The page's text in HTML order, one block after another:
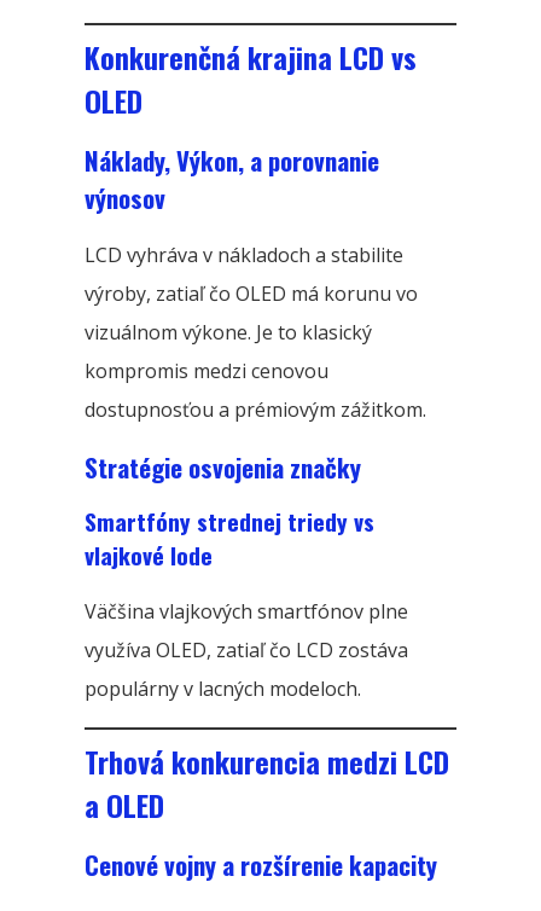
Konkurenčná krajina LCD vs
OLED
Náklady, Výkon, a porovnanie
výnosov
LCD vyhráva v nákladoch a stabilite
výroby, zatiaľ čo OLED má korunu vo
vizuálnom výkone. Je to klasický
kompromis medzi cenovou
dostupnosťou a prémiovým zážitkom.
Stratégie osvojenia značky
Smartfóny strednej triedy vs
vlajkové lode
Väčšina vlajkových smartfónov plne
využíva OLED, zatiaľ čo LCD zostáva
populárny v lacných modeloch.
Trhová konkurencia medzi LCD
a OLED
Cenové vojny a rozšírenie kapacity